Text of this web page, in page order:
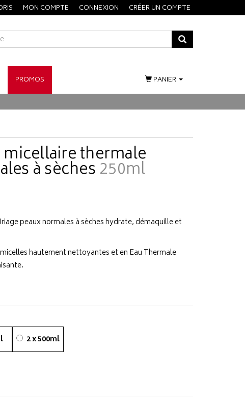
MON COMPTE CONNEXION CRÉER UN COMPTE
PROMOS PANIER
micellaire thermale
à sèches250ml
peaux normales à sèches hydrate, démaquille et
hautement nettoyantes et en Eau Thermale
2 x 500ml